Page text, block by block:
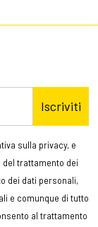
Iscriviti
sulla privacy, e
del trattamento dei
dei dati personali,
e comunque di tutto
al trattamento